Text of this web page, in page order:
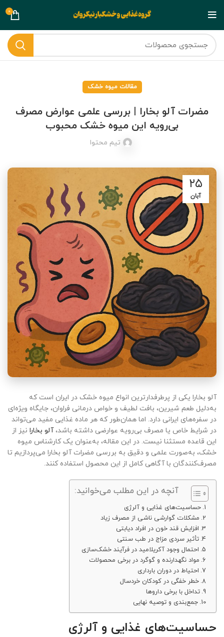
0
مقالات میوه خشک
مضرات آلو بخارا | بررسی علمی عوارض مصرف
بی‌رویه این میوه خشک محبوب
تیم محتوا
۲۵
آبان
آلو بخارا یکی از پرطرفدارترین انواع میوه خشک در ایران است که
به‌دلیل طعم شیرین، بافت لطیف و خواص درمانی فراوان، جایگاه ویژه‌ای
در سفره‌های ایرانی دارد. اما همان‌طور که هر ماده غذایی مفید می‌تواند
در شرایط خاص یا مصرف بی‌رویه عوارضی داشته باشد،آلو بخارا نیز از
این قاعده مستثنا نیست. در این مقاله، به‌عنوان یک کارشناس میوه
خشک، به‌صورت علمی و دقیق به بررسی مضرات آلو بخارا می‌پردازیم تا
مصرف‌کنندگان با آگاهی کامل از این محصول استفاده کنند.
آنچه در این مطلب می‌خوانید:
حساسیت‌های غذایی و آلرژی
مشکلات گوارشی ناشی از مصرف زیاد
افزایش قند خون در افراد دیابتی
تأثیر سردی مزاج در طب سنتی
احتمال وجود آکریلامید در فرآیند خشک‌سازی
مواد نگهدارنده و گوگرد در برخی محصولات
احتیاط در دوران بارداری
خطر خفگی در کودکان خردسال
تداخل با برخی داروها
جمع‌بندی و توصیه نهایی
حساسیت‌های غذایی و آلرژی